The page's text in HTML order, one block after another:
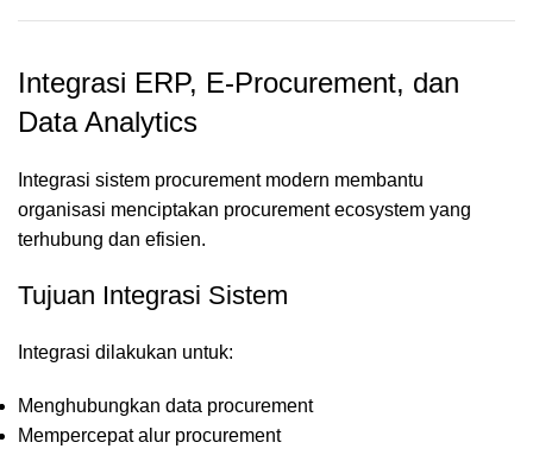
Integrasi ERP, E-Procurement, dan
Data Analytics
Integrasi sistem procurement modern membantu
organisasi menciptakan procurement ecosystem yang
terhubung dan efisien.
Tujuan Integrasi Sistem
Integrasi dilakukan untuk:
Menghubungkan data procurement
Mempercepat alur procurement